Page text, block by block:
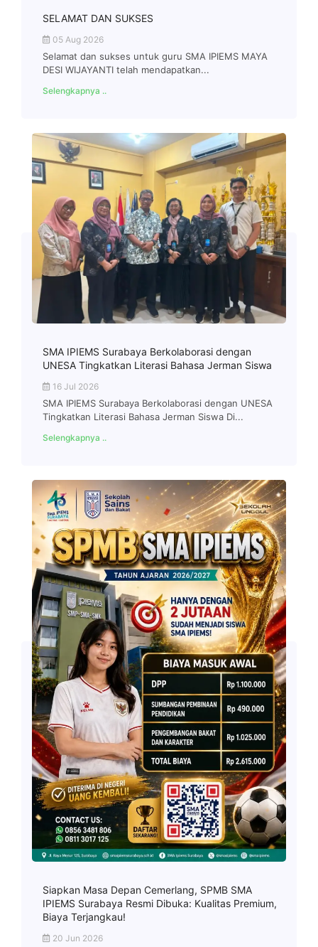
SELAMAT DAN SUKSES
05 Aug 2026
Selamat dan sukses untuk guru SMA IPIEMS MAYA
DESI WIJAYANTI telah mendapatkan...
Selengkapnya ..
SMA IPIEMS Surabaya Berkolaborasi dengan
UNESA Tingkatkan Literasi Bahasa Jerman Siswa
16 Jul 2026
SMA IPIEMS Surabaya Berkolaborasi dengan UNESA
Tingkatkan Literasi Bahasa Jerman Siswa Di...
Selengkapnya ..
Siapkan Masa Depan Cemerlang, SPMB SMA
IPIEMS Surabaya Resmi Dibuka: Kualitas Premium,
Biaya Terjangkau!
20 Jun 2026